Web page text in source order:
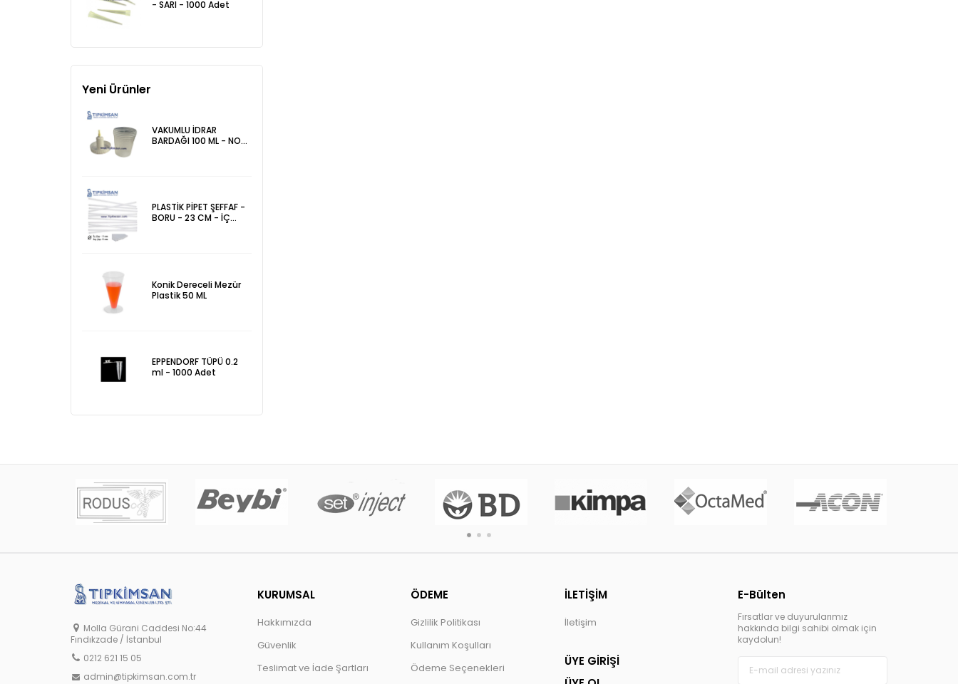
- SARI - 1000 Adet
Yeni Ürünler
VAKUMLU İDRAR
BARDAĞI 100 ML - NON
PLASTİK PİPET ŞEFFAF -
BORU - 23 CM - İÇ
Konik Dereceli Mezür
Plastik 50 ML
EPPENDORF TÜPÜ 0.2
ml - 1000 Adet
Molla Gürani Caddesi No:44
Fındıkzade / İstanbul
0212 621 15 05
admin@tipkimsan.com.tr
E-Bülten
Fırsatlar ve duyurularımız
hakkında bilgi sahibi olmak için
kaydolun!
KURUMSAL
Hakkımızda
Güvenlik
Teslimat ve İade Şartları
ÖDEME
Gizlilik Politikası
Kullanım Koşulları
Ödeme Seçenekleri
İLETİŞİM
İletişim
ÜYE GİRİŞİ